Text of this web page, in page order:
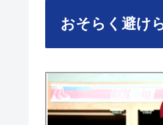
おそらく避け